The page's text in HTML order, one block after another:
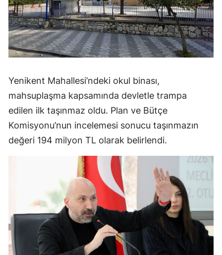
Yenikent Mahallesi’ndeki okul binası,
mahsuplaşma kapsamında devletle trampa
edilen ilk taşınmaz oldu. Plan ve Bütçe
Komisyonu’nun incelemesi sonucu taşınmazın
değeri 194 milyon TL olarak belirlendi.